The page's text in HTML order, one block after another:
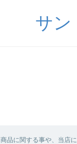
サン
商品に関する事や、当店